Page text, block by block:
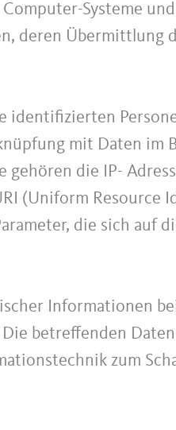
Systeme
deren Übermittlung
identifizierten
mit Daten im
die IP-
(Uniform Resource
die sich auf
Informationen
betreffenden
zum